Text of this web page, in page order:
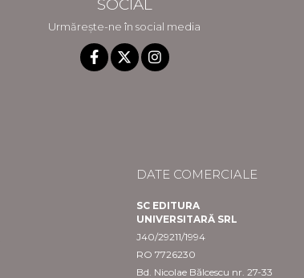
SOCIAL
Urmărește-ne în social media
DATE COMERCIALE
SC EDITURA
UNIVERSITARĂ SRL
J40/29211/1994
RO 7726230
Bd. Nicolae Bălcescu nr. 27-33